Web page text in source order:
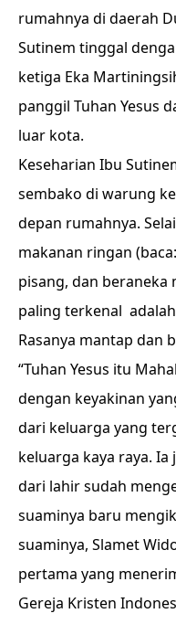
rumahnya di daerah
Sutinem tinggal
ketiga Eka
panggil Tuhan Yesus
luar kota.
Keseharian Ibu
sembako di warung
depan rumahnya.
makanan ringan
pisang, dan beraneka
paling terkenal
Rasanya mantap dan
“Tuhan Yesus itu
dengan keyakinan
dari keluarga yang
keluarga kaya raya.
dari lahir sudah
suaminya baru
suaminya, Slamet
pertama yang
Gereja Kristen